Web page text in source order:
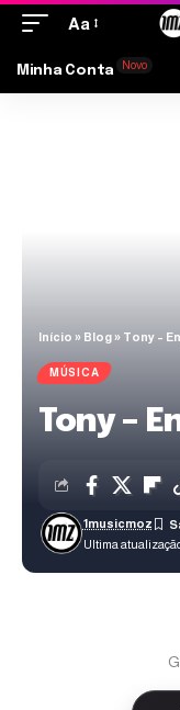
Aa
Minha Conta Novo
Início » Blog» Tony –
MÚSICA
Tony –
Ultima atualização:
1musicmoz